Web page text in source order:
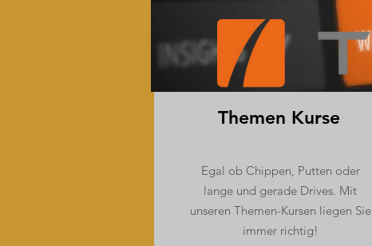
Themen Kurse
Egal ob Chippen, Putten oder
lange und gerade Drives. Mit
unseren Themen-Kursen liegen Sie
immer richtig!